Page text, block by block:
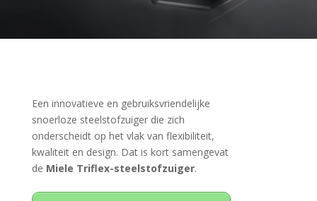
Een innovatieve en gebruiksvriendelijke
snoerloze steelstofzuiger die zich
onderscheidt op het vlak van flexibiliteit,
kwaliteit en design. Dat is kort samengevat
de Miele Triflex-steelstofzuiger.